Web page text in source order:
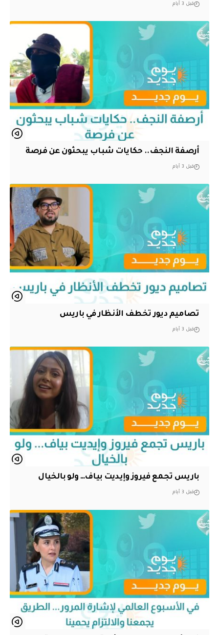
قبل 3 أيام
أرصفة النجف.. حكايات شباب يبحثون عن فرصة
قبل 3 أيام
تصاميم ديور تخطف الأنظار في باريس
قبل 3 أيام
باريس تجمع فيروز وإيديت بياف… ولو بالخيال
قبل 3 أيام